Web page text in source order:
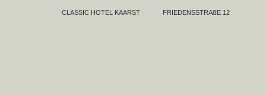
CLASSIC HOTEL KAARST FRIEDENSSTRAßE 12